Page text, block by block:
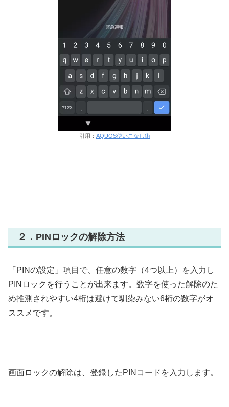
引用： AQUOS使いこなし術
２．PINロックの解除方法
「PINの設定」項目で、任意の数字（4つ以上）を入力し
PINロックを行うことが出来ます。数字を使った解除のた
め推測されやすい4桁は避けて馴染みない6桁の数字がオ
ススメです。
画面ロックの解除は、登録したPINコードを入力します。